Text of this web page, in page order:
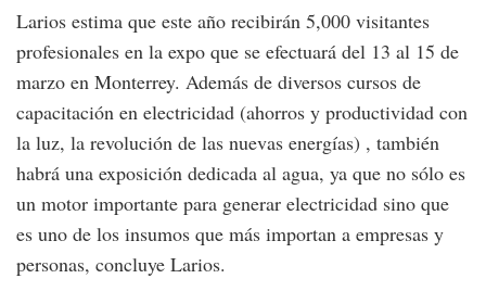
Larios estima que este año recibirán 5,000 visitantes
profesionales en la expo que se efectuará del 13 al 15 de
marzo en Monterrey. Además de diversos cursos de
capacitación en electricidad (ahorros y productividad con
la luz, la revolución de las nuevas energías) , también
habrá una exposición dedicada al agua, ya que no sólo es
un motor importante para generar electricidad sino que
es uno de los insumos que más importan a empresas y
personas, concluye Larios.